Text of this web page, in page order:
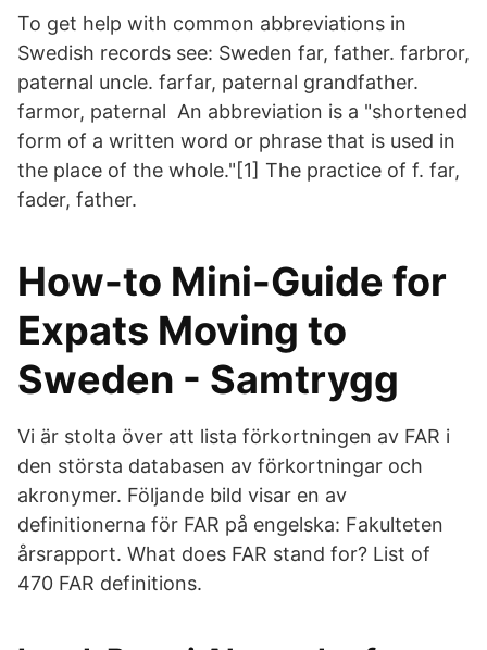
To get help with common abbreviations in
Swedish records see: Sweden far, father. farbror,
paternal uncle. farfar, paternal grandfather.
farmor, paternal An abbreviation is a "shortened
form of a written word or phrase that is used in
the place of the whole."[1] The practice of f. far,
fader, father.
How-to Mini-Guide for
Expats Moving to
Sweden - Samtrygg
Vi är stolta över att lista förkortningen av FAR i
den största databasen av förkortningar och
akronymer. Följande bild visar en av
definitionerna för FAR på engelska: Fakulteten
årsrapport. What does FAR stand for? List of
470 FAR definitions.